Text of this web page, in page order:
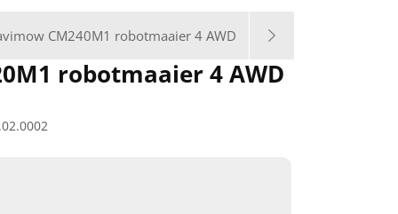
CM240M1 robotmaaier 4 AWD
robotmaaier 4 AWD